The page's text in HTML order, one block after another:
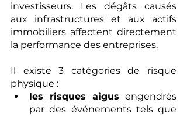
investisseurs. Les dégâts causés
aux infrastructures et aux actifs
immobiliers affectent directement
la performance des entreprises.
Il existe 3 catégories de risque
physique :
les risques aigus engendrés
par des événements tels que